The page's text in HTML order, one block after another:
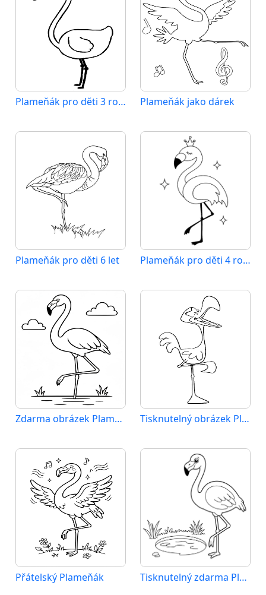
Plameňák pro děti 3 roky Plameňák jako dárek
Plameňák pro děti 6 let Plameňák pro děti 4 roky
Zdarma obrázek Plameňáka Tisknutelný obrázek Plameňáka
Přátelský Plameňák Tisknutelný zdarma Plameňák